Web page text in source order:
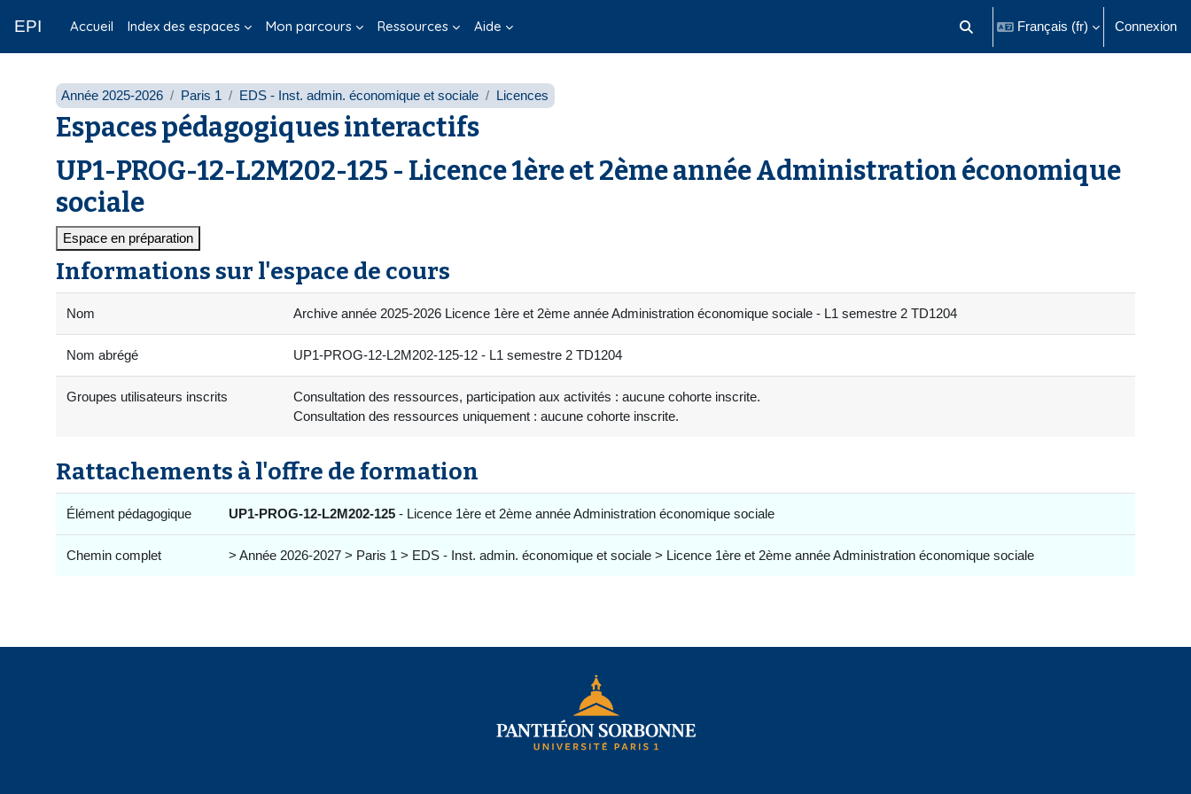
EPI Accueil Index des espaces Mon parcours Ressources Aide Activer/désactiver la saisie de
Français ‎(fr)‎ Connexion
Année 2025-2026 Paris 1 EDS - Inst. admin. économique et sociale Licences
Espaces pédagogiques interactifs
UP1-PROG-12-L2M202-125 - Licence 1ère et 2ème année Administration économique
sociale
Espace en préparation
Informations sur l'espace de cours
Nom Archive année 2025-2026 Licence 1ère et 2ème année Administration économique sociale - L1 semestre 2 TD1204
Nom abrégé UP1-PROG-12-L2M202-125-12 - L1 semestre 2 TD1204
Groupes utilisateurs inscrits
Consultation des ressources, participation aux activités : aucune cohorte inscrite.
Consultation des ressources uniquement : aucune cohorte inscrite.
Rattachements à l'offre de formation
Élément pédagogique UP1-PROG-12-L2M202-125 - Licence 1ère et 2ème année Administration économique sociale
Chemin complet > Année 2026-2027 > Paris 1 > EDS - Inst. admin. économique et sociale > Licence 1ère et 2ème année Administration économique sociale